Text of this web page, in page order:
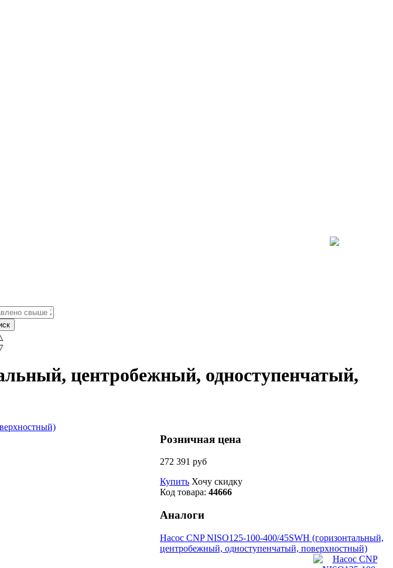
центробежный, одноступенчатый,
Розничная цена
272 391 руб
Купить Хочу скидку
Код товара: 44666
Аналоги
Насос CNP NISO125-100-400/45SWH (горизонтальный,
центробежный, одноступенчатый, поверхностный)